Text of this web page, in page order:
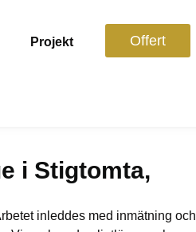
Projekt Offert
i Stigtomta,
inleddes med inmätning och